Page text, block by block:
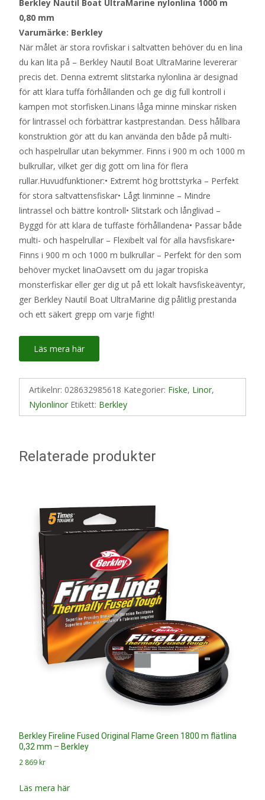
Berkley Nautil Boat UltraMarine nylonlina 1000 m
0,80 mm
Varumärke: Berkley
När målet är stora rovfiskar i saltvatten behöver du en lina
du kan lita på – Berkley Nautil Boat UltraMarine levererar
precis det. Denna extremt slitstarka nylonlina är designad
för att klara tuffa förhållanden och ge dig full kontroll i
kampen mot storfisken.Linans låga minne minskar risken
för lintrassel och förbättrar kastprestandan. Dess hållbara
konstruktion gör att du kan använda den både på multi-
och haspelrullar utan bekymmer. Finns i 900 m och 1000 m
bulkrullar, vilket ger dig gott om lina för flera
rullar.Huvudfunktioner:• Extremt hög brottstyrka – Perfekt
för stora saltvattensfiskar• Lågt linminne – Mindre
lintrassel och bättre kontroll• Slitstark och långlivad –
Byggd för att klara de tuffaste förhållandena• Passar både
multi- och haspelrullar – Flexibelt val för alla havsfiskare•
Finns i 900 m och 1000 m bulkrullar – Perfekt för den som
behöver mycket linaOavsett om du jagar tropiska
monsterfiskar eller ger dig ut på ett lokalt havsfiskeäventyr,
ger Berkley Nautil Boat UltraMarine dig pålitlig prestanda
och ett säkert grepp om varje fight!
Läs mera här
Artikelnr: 028632985618 Kategorier: Fiske, Linor,
Nylonlinor Etikett: Berkley
Relaterade produkter
Berkley Fireline Fused Original Flame Green 1800 m flätlina
0,32 mm – Berkley
2 869 kr
Läs mera här